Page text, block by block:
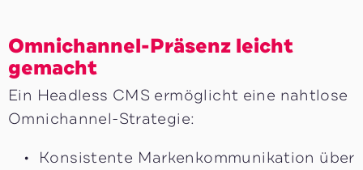
Omnichannel-Präsenz leicht
gemacht
Ein Headless CMS ermöglicht eine nahtlose
Omnichannel-Strategie:
Konsistente Markenkommunikation über